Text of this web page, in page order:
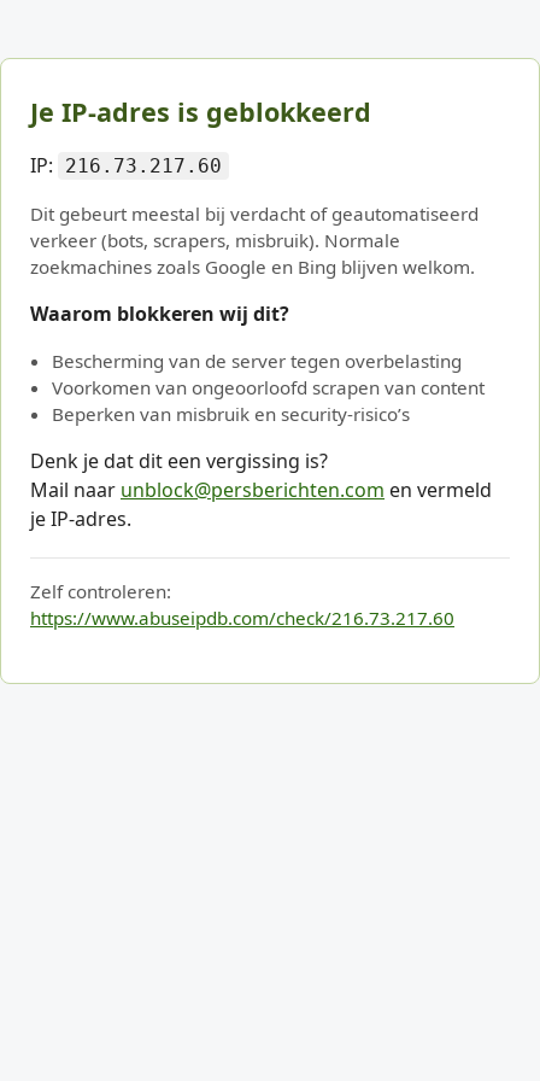
Je IP-adres is geblokkeerd
IP: 216.73.217.60
Dit gebeurt meestal bij verdacht of geautomatiseerd
verkeer (bots, scrapers, misbruik). Normale
zoekmachines zoals Google en Bing blijven welkom.
Waarom blokkeren wij dit?
Bescherming van de server tegen overbelasting
Voorkomen van ongeoorloofd scrapen van content
Beperken van misbruik en security-risico’s
Denk je dat dit een vergissing is?
Mail naar unblock@persberichten.com en vermeld
je IP-adres.
Zelf controleren:
https://www.abuseipdb.com/check/216.73.217.60